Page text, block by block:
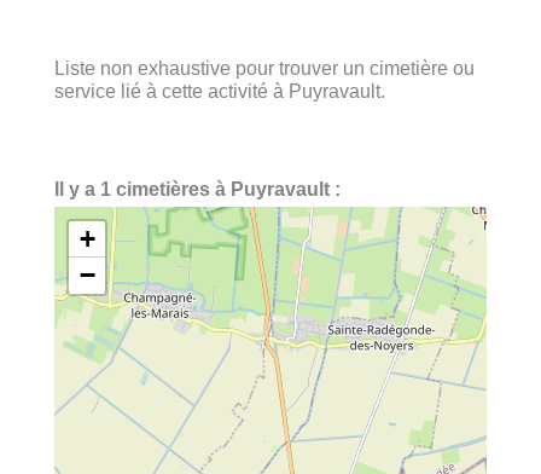
Liste non exhaustive pour trouver un cimetière ou
service lié à cette activité à Puyravault.
Il y a 1 cimetières à Puyravault :
+
−